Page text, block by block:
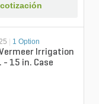
1 Option
Irrigation
- 15 in. Case